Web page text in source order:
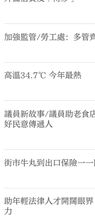
加強監管/勞工處：多管
高溫34.7℃ 今年最熱
議員新故事/議員助老食
好民意傳遞人
街市牛丸到出口保險一
助年輕法律人才開闊眼
力